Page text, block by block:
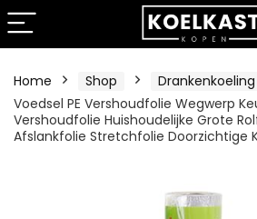
Home Shop Drankenkoeling
Voedsel PE Vershoudfolie Wegwerp
Vershoudfolie Huishoudelijke Grote
Afslankfolie Stretchfolie Doorzichtige